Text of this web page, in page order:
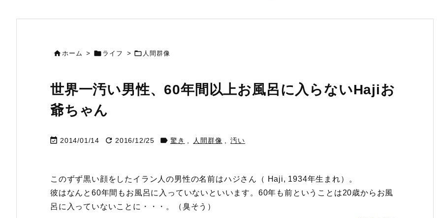
ホーム >  ライフ >  人間群像
世界一汚い男性、60年間以上お風呂に入らないHajiお
爺ちゃん
 2014/01/14  2016/12/25  驚き 人間群像 汚い
このずず黒い顔をしたイラン人の男性の名前はハジさん（ Haji, 1934年生まれ）。
彼はなんと60年間もお風呂に入っていないといいます。60年も前ということは20歳からお風
呂に入っていないことに・・・。（臭そう）